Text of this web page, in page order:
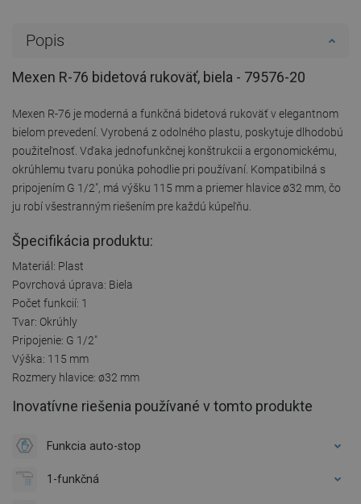
Popis
Mexen R-76 bidetová rukoväť, biela - 79576-20
Mexen R-76 je moderná a funkčná bidetová rukoväť v elegantnom
bielom prevedení. Vyrobená z odolného plastu, poskytuje dlhodobú
použiteľnosť. Vďaka jednofunkčnej konštrukcii a ergonomickému,
okrúhlemu tvaru ponúka pohodlie pri používaní. Kompatibilná s
pripojením G 1/2", má výšku 115 mm a priemer hlavice ø32 mm, čo
ju robí všestranným riešením pre každú kúpeľňu.
Špecifikácia produktu:
Materiál: Plast
Povrchová úprava: Biela
Počet funkcií: 1
Tvar: Okrúhly
Pripojenie: G 1/2"
Výška: 115 mm
Rozmery hlavice: ø32 mm
Inovatívne riešenia používané v tomto produkte
Funkcia auto-stop
1-funkčná